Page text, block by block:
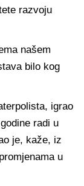
razvoju
našem
bilo kog
igrao
radi u
je, kaže, iz
u